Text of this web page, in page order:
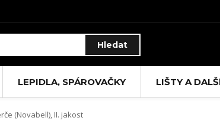
Hledat
LEPIDLA, SPÁROVAČKY LIŠTY A
(Novabell), II. jakost